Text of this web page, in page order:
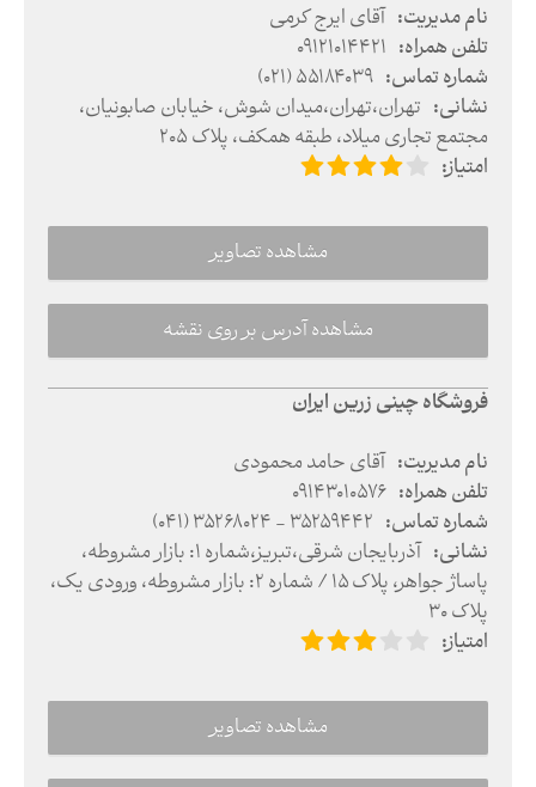
نام مدیریت: آقای ایرج کرمی
تلفن همراه:
09121014421
شماره تماس:
(021) 55184039
نشانی: تهران،تهران،میدان شوش، خیابان صابونیان،
مجتمع تجاری میلاد، طبقه همکف، پلاک 205
امتیاز:
مشاهده تصاویر
مشاهده آدرس بر روی نقشه
فروشگاه چینی زرین ایران
نام مدیریت: آقای حامد محمودی
تلفن همراه:
09143010576
شماره تماس:
(041) 35268024 - 35259442
نشانی: آذربایجان شرقی،تبریز،
شماره ۱: بازار مشروطه،
پاساژ جواهر، پلاک ۱۵ / شماره ۲: بازار مشروطه، ورودی یک،
پلاک ۳۰
امتیاز:
مشاهده تصاویر